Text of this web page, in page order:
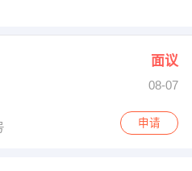
技术有限公司】 强势入驻
面议
08-07
申请